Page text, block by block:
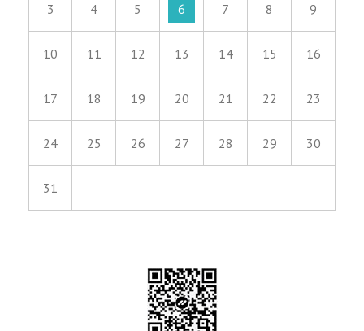
3 4 5 6 7 8 9
10 11 12 13 14 15 16
17 18 19 20 21 22 23
24 25 26 27 28 29 30
31